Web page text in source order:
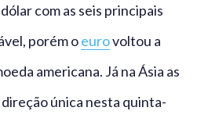
com as seis principais
porém oeurovoltou a
americana. Já na Ásia as
única nesta quinta-